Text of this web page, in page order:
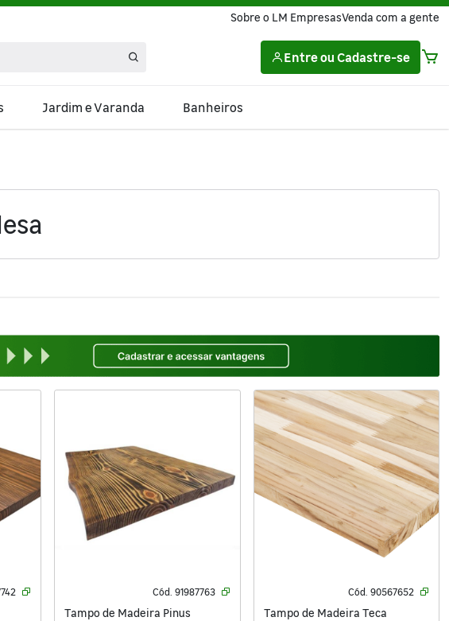
Sobre o LM EmpresasVenda com a gente
Entreou Cadastre-se
Jardim e Varanda Banheiros
Cód. 91987763
Tampo de Madeira Pinus
Cód. 90567652
Tampo de Madeira Teca